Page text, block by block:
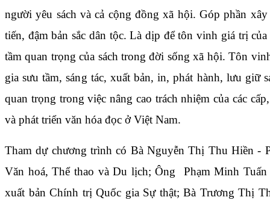
người yêu sách và cả cộng đồng xã hội. Góp phần
tiến, đậm bản sắc dân tộc. Là dịp để tôn vinh giá trị
tầm quan trọng của sách trong đời sống xã hội. Tôn
gia sưu tầm, sáng tác, xuất bản, in, phát hành, lưu giữ
quan trọng trong việc nâng cao trách nhiệm của các
và phát triển văn hóa đọc ở Việt Nam.
Tham dự chương trình có Bà Nguyễn Thị Thu Hiền -
Văn hoá, Thể thao và Du lịch; Ông Phạm Minh
xuất bản Chính trị Quốc gia Sự thật; Bà Trương Thị